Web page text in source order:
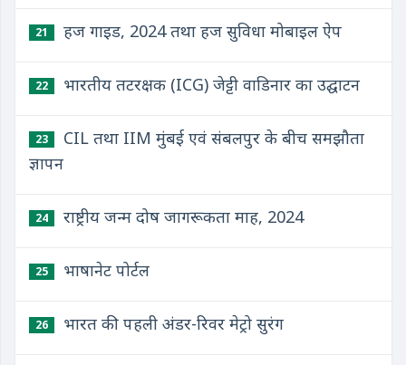
21 हज गाइड, 2024 तथा हज सुविधा मोबाइल ऐप
22 भारतीय तटरक्षक (ICG) जेट्टी वाडिनार का उद्घाटन
23
CIL तथा IIM मुंबई एवं संबलपुर के बीच समझौता
ज्ञापन
24 राष्ट्रीय जन्म दोष जागरूकता माह, 2024
25 भाषानेट पोर्टल
26 भारत की पहली अंडर-रिवर मेट्रो सुरंग